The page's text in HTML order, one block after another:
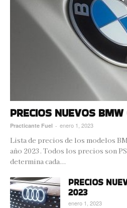
PRECIOS NUEVOS
Practicante Fuel - enero 1, 2023
Lista de precios de los modelos
año 2023. Todos los precios son
determina cada...
PRECIOS
2023
enero 1, 2023